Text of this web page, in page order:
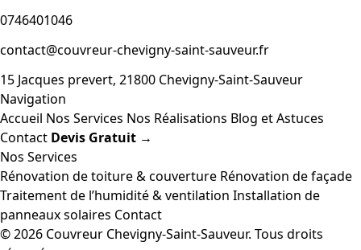
0746401046
contact@couvreur-chevigny-saint-sauveur.fr
15 Jacques prevert, 21800 Chevigny-Saint-Sauveur
Navigation
Accueil Nos Services Nos Réalisations Blog et Astuces
Contact Devis Gratuit →
Nos Services
Rénovation de toiture & couverture Rénovation de façade
Traitement de l’humidité & ventilation Installation de
panneaux solaires Contact
© 2026 Couvreur Chevigny-Saint-Sauveur. Tous droits